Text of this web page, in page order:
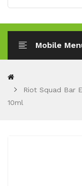
Mobile
Riot Squad Bar
10ml